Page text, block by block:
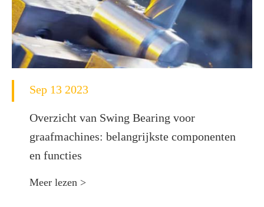
Sep 13 2023
Overzicht van Swing Bearing voor
graafmachines: belangrijkste componenten
en functies
Meer lezen >